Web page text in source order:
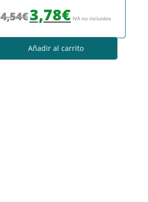
4,54€3,78€ IVA no incluidos
Añadir al carrito